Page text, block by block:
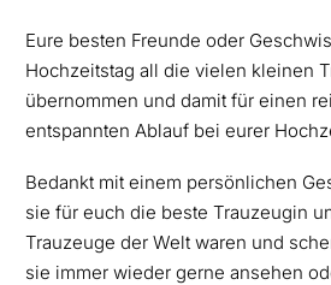
Eure besten Freunde oder
Hochzeitstag all die vielen kleinen
übernommen und damit für einen
entspannten Ablauf bei eurer
Bedankt mit einem persönlichen
sie für euch die beste Trauzeugin
Trauzeuge der Welt waren und
sie immer wieder gerne ansehen